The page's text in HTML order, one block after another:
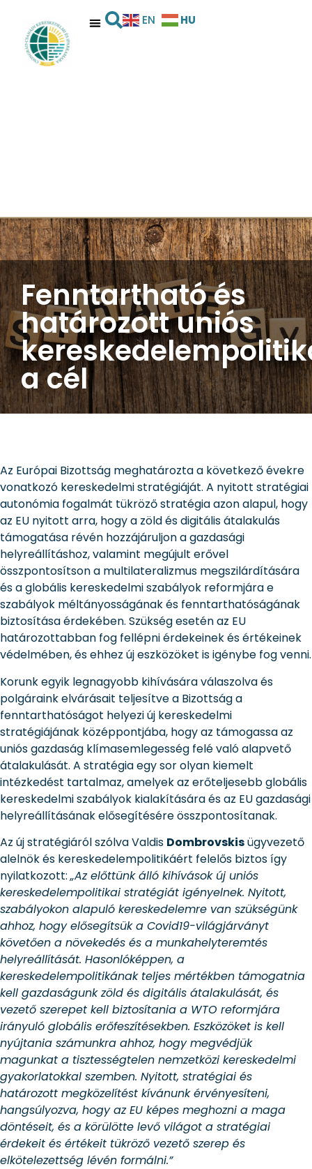
EN HU
Fenntartható és
határozott uniós
a cél
Az Európai Bizottság meghatározta a következő évekre
vonatkozó kereskedelmi stratégiáját. A nyitott stratégiai
autonómia fogalmát tükröző stratégia azon alapul, hogy
az EU nyitott arra, hogy a zöld és digitális átalakulás
támogatása révén hozzájáruljon a gazdasági
helyreállításhoz, valamint megújult erővel
összpontosítson a multilateralizmus megszilárdítására
és a globális kereskedelmi szabályok reformjára e
szabályok méltányosságának és fenntarthatóságának
biztosítása érdekében. Szükség esetén az EU
határozottabban fog fellépni érdekeinek és értékeinek
védelmében, és ehhez új eszközöket is igénybe fog venni.
Korunk egyik legnagyobb kihívására válaszolva és
polgáraink elvárásait teljesítve a Bizottság a
fenntarthatóságot helyezi új kereskedelmi
stratégiájának középpontjába, hogy az támogassa az
uniós gazdaság klímasemlegesség felé való alapvető
átalakulását. A stratégia egy sor olyan kiemelt
intézkedést tartalmaz, amelyek az erőteljesebb globális
kereskedelmi szabályok kialakítására és az EU gazdasági
helyreállításának elősegítésére összpontosítanak.
Az új stratégiáról szólva Valdis Dombrovskisügyvezető
alelnök és kereskedelempolitikáért felelős biztos így
nyilatkozott:„Az előttünk álló kihívások új uniós
kereskedelempolitikai stratégiát igényelnek. Nyitott,
szabályokon alapuló kereskedelemre van szükségünk
ahhoz, hogy elősegítsük a Covid19-világjárványt
követően a növekedés és a munkahelyteremtés
helyreállítását. Hasonlóképpen, a
kereskedelempolitikának teljes mértékben támogatnia
kell gazdaságunk zöld és digitális átalakulását, és
vezető szerepet kell biztosítania a WTO reformjára
irányuló globális erőfeszítésekben. Eszközöket is kell
nyújtania számunkra ahhoz, hogy megvédjük
magunkat a tisztességtelen nemzetközi kereskedelmi
gyakorlatokkal szemben. Nyitott, stratégiai és
határozott megközelítést kívánunk érvényesíteni,
hangsúlyozva, hogy az EU képes meghozni a maga
döntéseit, és a körülötte levő világot a stratégiai
érdekeit és értékeit tükröző vezető szerep és
elkötelezettség lévén formálni.”